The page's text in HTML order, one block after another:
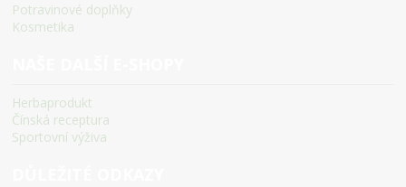
Potravinové doplňky
Kosmetika
Herbaprodukt
Čínská receptura
Sportovní výživa